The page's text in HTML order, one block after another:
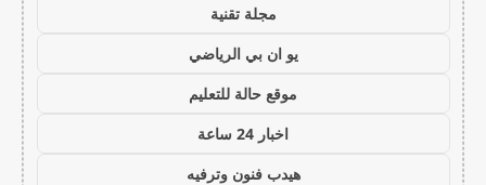
مجلة تقنية
يو ان بي الرياضي
موقع حالة للتعليم
اخبار 24 ساعة
هيدب فنون وترفيه